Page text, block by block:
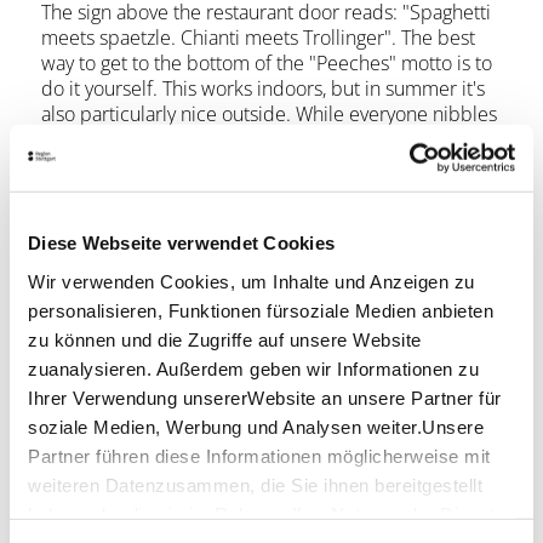
Diese Webseite verwendet Cookies
Wir verwenden Cookies, um Inhalte und Anzeigen zu
personalisieren, Funktionen fürsoziale Medien anbieten
zu können und die Zugriffe auf unsere Website
zuanalysieren. Außerdem geben wir Informationen zu
Ihrer Verwendung unsererWebsite an unsere Partner für
soziale Medien, Werbung und Analysen weiter.Unsere
Partner führen diese Informationen möglicherweise mit
weiteren Datenzusammen, die Sie ihnen bereitgestellt
The sign above the restaurant door reads: "Spaghetti
meets spaetzle. Chianti meets Trollinger". The best
way to get to the bottom of the "Peeches" motto is to
do it yourself. This works indoors, but in summer it's
also particularly nice outside. While everyone nibbles
on olives and bruschetta, the in-house, laid-back
Bohnenviertel atmosphere unfolds at the bistro
tables under the chestnut trees. Every now and then,
cobblestones.
Location & Contact
Peeches
Brennerstraße 27
70182 Stuttgart
Phone:+49 (0)711 24 11 80
Email:info@peeches.de